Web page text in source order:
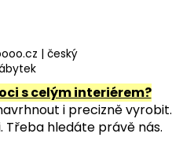
s celým interiérem?
i precizně vyrobit.
Třeba hledáte právě nás.